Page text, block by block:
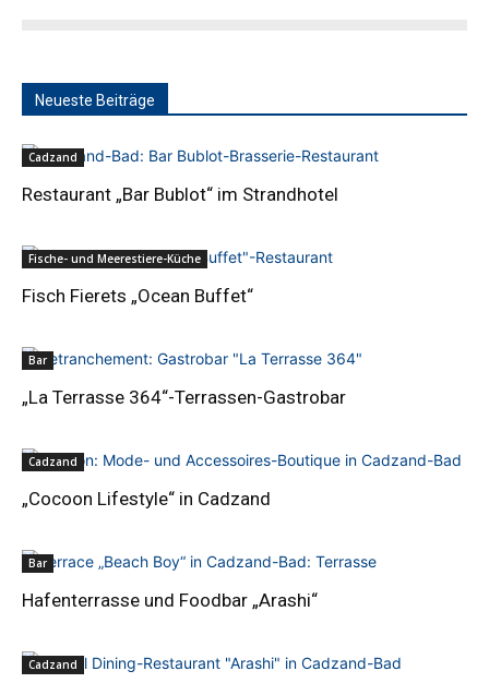
Neueste Beiträge
Cadzand
Restaurant „Bar Bublot“ im Strandhotel
Fische- und Meerestiere-Küche
Fisch Fierets „Ocean Buffet“
Bar
„La Terrasse 364“-Terrassen-Gastrobar
Cadzand
„Cocoon Lifestyle“ in Cadzand
Bar
Hafenterrasse und Foodbar „Arashi“
Cadzand